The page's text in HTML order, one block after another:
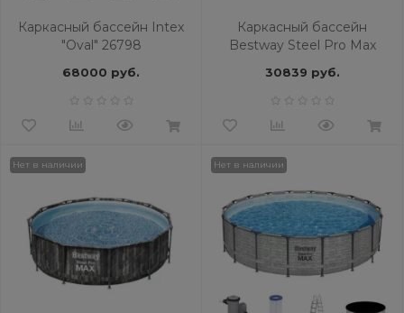
Каркасный бассейн Intex
"Oval" 26798
68000 руб.
Каркасный бассейн
Bestway Steel Pro Max
30839 руб.
Нет в наличии Нет в наличии